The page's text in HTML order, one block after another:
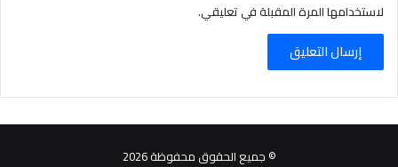
لاستخدامها المرة المقبلة في تعليقي.
© جميع الحقوق محفوظة 2026